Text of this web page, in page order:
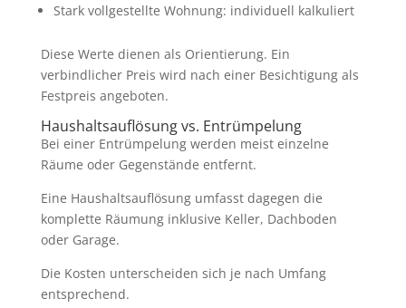
Stark vollgestellte Wohnung: individuell kalkuliert
Diese Werte dienen als Orientierung. Ein
verbindlicher Preis wird nach einer Besichtigung als
Festpreis angeboten.
Haushaltsauflösung vs. Entrümpelung
Bei einer Entrümpelung werden meist einzelne
Räume oder Gegenstände entfernt.
Eine Haushaltsauflösung umfasst dagegen die
komplette Räumung inklusive Keller, Dachboden
oder Garage.
Die Kosten unterscheiden sich je nach Umfang
entsprechend.